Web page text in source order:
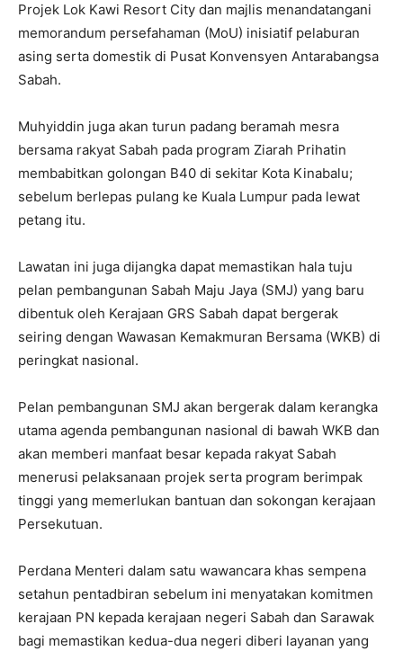
Projek Lok Kawi Resort City dan majlis menandatangani
memorandum persefahaman (MoU) inisiatif pelaburan
asing serta domestik di Pusat Konvensyen Antarabangsa
Sabah.
Muhyiddin juga akan turun padang beramah mesra
bersama rakyat Sabah pada program Ziarah Prihatin
membabitkan golongan B40 di sekitar Kota Kinabalu;
sebelum berlepas pulang ke Kuala Lumpur pada lewat
petang itu.
Lawatan ini juga dijangka dapat memastikan hala tuju
pelan pembangunan Sabah Maju Jaya (SMJ) yang baru
dibentuk oleh Kerajaan GRS Sabah dapat bergerak
seiring dengan Wawasan Kemakmuran Bersama (WKB) di
peringkat nasional.
Pelan pembangunan SMJ akan bergerak dalam kerangka
utama agenda pembangunan nasional di bawah WKB dan
akan memberi manfaat besar kepada rakyat Sabah
menerusi pelaksanaan projek serta program berimpak
tinggi yang memerlukan bantuan dan sokongan kerajaan
Persekutuan.
Perdana Menteri dalam satu wawancara khas sempena
setahun pentadbiran sebelum ini menyatakan komitmen
kerajaan PN kepada kerajaan negeri Sabah dan Sarawak
bagi memastikan kedua-dua negeri diberi layanan yang